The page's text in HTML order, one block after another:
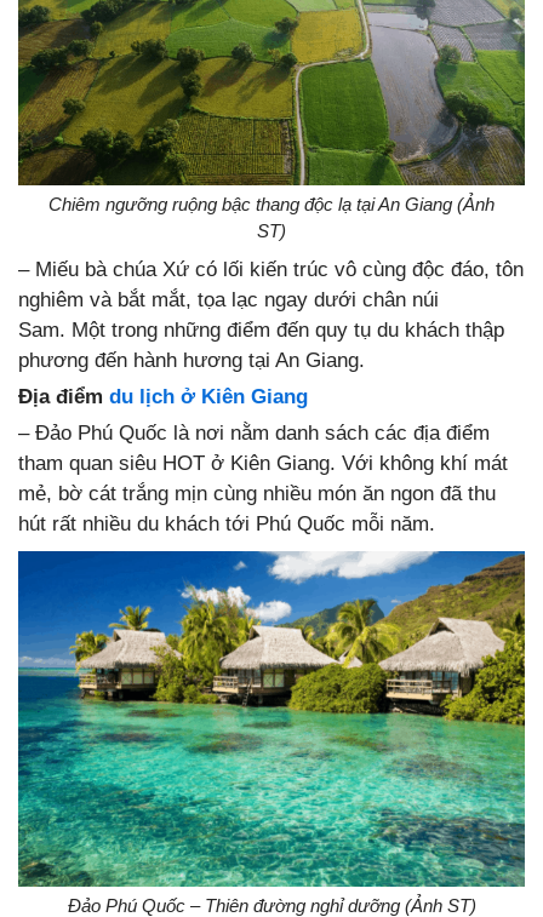
Chiêm ngưỡng ruộng bậc thang độc lạ tại An Giang (Ảnh
ST)
– Miếu bà chúa Xứ có lối kiến trúc vô cùng độc đáo, tôn
nghiêm và bắt mắt, tọa lạc ngay dưới chân núi
Sam. Một trong những điểm đến quy tụ du khách thập
phương đến hành hương tại An Giang.
Địa điểm du lịch ở Kiên Giang
– Đảo Phú Quốc là nơi nằm danh sách các địa điểm
tham quan siêu HOT ở Kiên Giang. Với không khí mát
mẻ, bờ cát trắng mịn cùng nhiều món ăn ngon đã thu
hút rất nhiều du khách tới Phú Quốc mỗi năm.
Đảo Phú Quốc – Thiên đường nghỉ dưỡng (Ảnh ST)